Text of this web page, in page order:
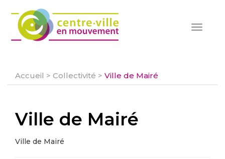
Toggle
Accueil > Collectivité > Ville de Mairé
Ville de Mairé
Ville de Mairé